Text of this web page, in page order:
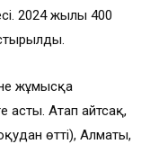
2024 жылы 400
жұмысқа
асты. Атап айтсақ,
өтті), Алматы,